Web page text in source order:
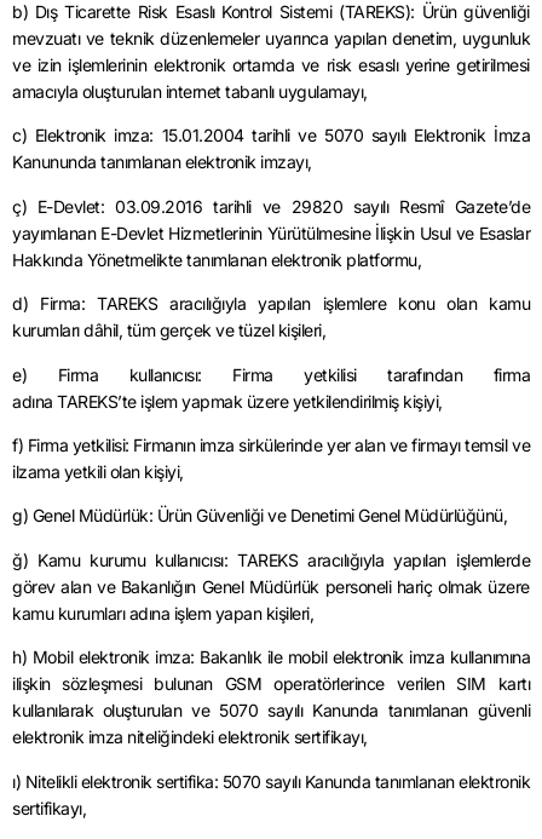
b) Dış Ticarette Risk Esaslı Kontrol Sistemi (TAREKS): Ürün güvenliği
mevzuatı ve teknik düzenlemeler uyarınca yapılan denetim, uygunluk
ve izin işlemlerinin elektronik ortamda ve risk esaslı yerine getirilmesi
amacıyla oluşturulan internet tabanlı uygulamayı,
c) Elektronik imza: 15.01.2004tarihli ve 5070 sayılı Elektronik İmza
Kanununda tanımlanan elektronik imzayı,
ç) E-Devlet: 03.09.2016 tarihli ve 29820 sayılı Resmî Gazete’de
yayımlanan E-Devlet Hizmetlerinin Yürütülmesine İlişkin Usul ve Esaslar
Hakkında Yönetmelikte tanımlanan elektronik platformu,
d) Firma: TAREKS aracılığıyla yapılan işlemlere konu olan kamu
kurumları dâhil, tüm gerçek ve tüzel kişileri,
e) Firma kullanıcısı: Firma yetkilisi tarafından firma
adına TAREKS’teişlem yapmak üzere yetkilendirilmiş kişiyi,
f) Firma yetkilisi: Firmanın imza sirkülerinde yer alan ve firmayı temsil ve
ilzama yetkili olan kişiyi,
g) Genel Müdürlük: Ürün Güvenliği ve Denetimi Genel Müdürlüğünü,
ğ) Kamu kurumukullanıcısı: TAREKS aracılığıyla yapılan işlemlerde
görev alan ve Bakanlığın Genel Müdürlük personeli hariç olmak üzere
kamu kurumları adına işlem yapan kişileri,
h) Mobil elektronik imza: Bakanlık ile mobil elektronik imza kullanımına
ilişkin sözleşmesi bulunan GSM operatörlerince verilen SIM kartı
kullanılarak oluşturulan ve 5070 sayılı Kanunda tanımlanan güvenli
elektronik imza niteliğindeki elektronik sertifikayı,
ı) Nitelikli elektronik sertifika: 5070 sayılı Kanunda tanımlanan elektronik
sertifikayı,